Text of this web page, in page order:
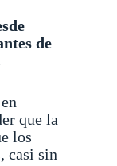
de
que la
los
casi sin